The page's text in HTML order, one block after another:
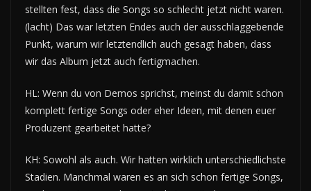
stellten fest, dass die Songs so schlecht jetzt nicht waren.
(lacht) Das war letzten Endes auch der ausschlaggebende
Punkt, warum wir letztendlich auch gesagt haben, dass
wir das Album jetzt auch fertigmachen.
HL: Wenn du von Demos sprichst, meinst du damit schon
komplett fertige Songs oder eher Ideen, mit denen euer
Produzent gearbeitet hatte?
KH: Sowohl als auch. Wir hatten wirklich unterschiedlichste
Stadien. Manchmal waren es an sich schon fertige Songs,